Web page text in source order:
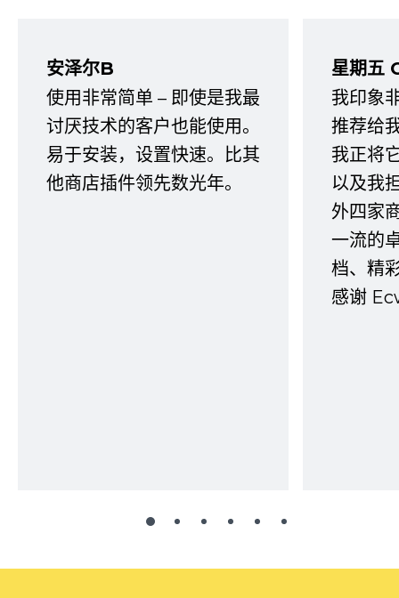
安泽尔B
使用非常简单 – 即使是我最
讨厌技术的客户也能使用。
易于安装，设置快速。比其
他商店插件领先数光年。
星期五
我印象
推荐给
我正将
以及我
外四家
一流的
档、精
感谢